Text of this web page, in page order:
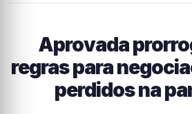
Aprovada
regras para
perdidos na